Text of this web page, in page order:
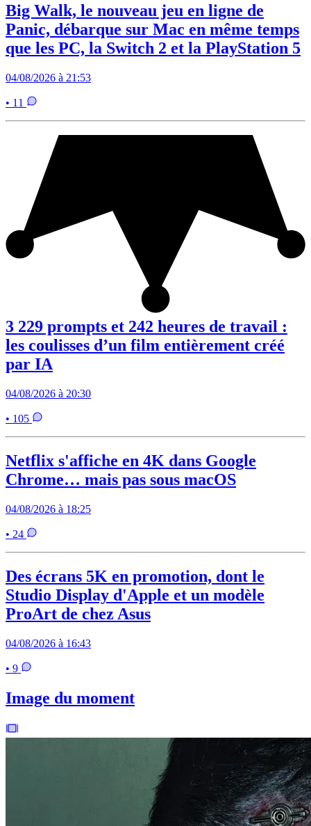
Big Walk, le nouveau jeu en ligne de
Panic, débarque sur Mac en même temps
que les PC, la Switch 2 et la PlayStation 5
04/08/2026 à 21:53
• 11
3 229 prompts et 242 heures de travail :
les coulisses d’un film entièrement créé
par IA
04/08/2026 à 20:30
• 105
Netflix s'affiche en 4K dans Google
Chrome… mais pas sous macOS
04/08/2026 à 18:25
• 24
Des écrans 5K en promotion, dont le
Studio Display d'Apple et un modèle
ProArt de chez Asus
04/08/2026 à 16:43
• 9
Image du moment